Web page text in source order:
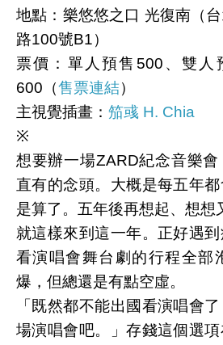
地點：樂悠悠之口 光復南（
路100號B1）
票價：單人預售500、雙人
600（售票連結）
主視覺插畫： 笳彧 H. Chia
※
想要辦一場ZARD紀念音樂
直有的念頭。大概是每五年
是算了。五年後再想起、想想
就這樣來到這一年。正好遇
看演唱會舞台劇的行程全部
爆，但總還是有點空虛。
「既然都不能出國看演唱會
場演唱會吧。」存錢這個選